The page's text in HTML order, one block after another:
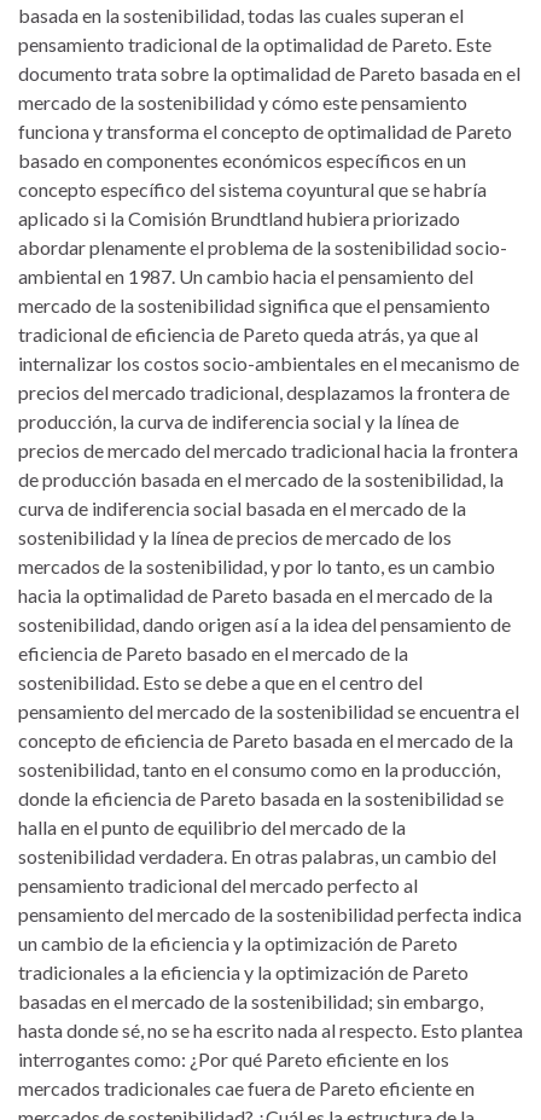
basada en la sostenibilidad, todas las cuales superan el
pensamiento tradicional de la optimalidad de Pareto. Este
documento trata sobre la optimalidad de Pareto basada en el
mercado de la sostenibilidad y cómo este pensamiento
funciona y transforma el concepto de optimalidad de Pareto
basado en componentes económicos específicos en un
concepto específico del sistema coyuntural que se habría
aplicado si la Comisión Brundtland hubiera priorizado
abordar plenamente el problema de la sostenibilidad socio-
ambiental en 1987. Un cambio hacia el pensamiento del
mercado de la sostenibilidad significa que el pensamiento
tradicional de eficiencia de Pareto queda atrás, ya que al
internalizar los costos socio-ambientales en el mecanismo de
precios del mercado tradicional, desplazamos la frontera de
producción, la curva de indiferencia social y la línea de
precios de mercado del mercado tradicional hacia la frontera
de producción basada en el mercado de la sostenibilidad, la
curva de indiferencia social basada en el mercado de la
sostenibilidad y la línea de precios de mercado de los
mercados de la sostenibilidad, y por lo tanto, es un cambio
hacia la optimalidad de Pareto basada en el mercado de la
sostenibilidad, dando origen así a la idea del pensamiento de
eficiencia de Pareto basado en el mercado de la
sostenibilidad. Esto se debe a que en el centro del
pensamiento del mercado de la sostenibilidad se encuentra el
concepto de eficiencia de Pareto basada en el mercado de la
sostenibilidad, tanto en el consumo como en la producción,
donde la eficiencia de Pareto basada en la sostenibilidad se
halla en el punto de equilibrio del mercado de la
sostenibilidad verdadera. En otras palabras, un cambio del
pensamiento tradicional del mercado perfecto al
pensamiento del mercado de la sostenibilidad perfecta indica
un cambio de la eficiencia y la optimización de Pareto
tradicionales a la eficiencia y la optimización de Pareto
basadas en el mercado de la sostenibilidad; sin embargo,
hasta donde sé, no se ha escrito nada al respecto. Esto plantea
interrogantes como: ¿Por qué Pareto eficiente en los
mercados tradicionales cae fuera de Pareto eficiente en